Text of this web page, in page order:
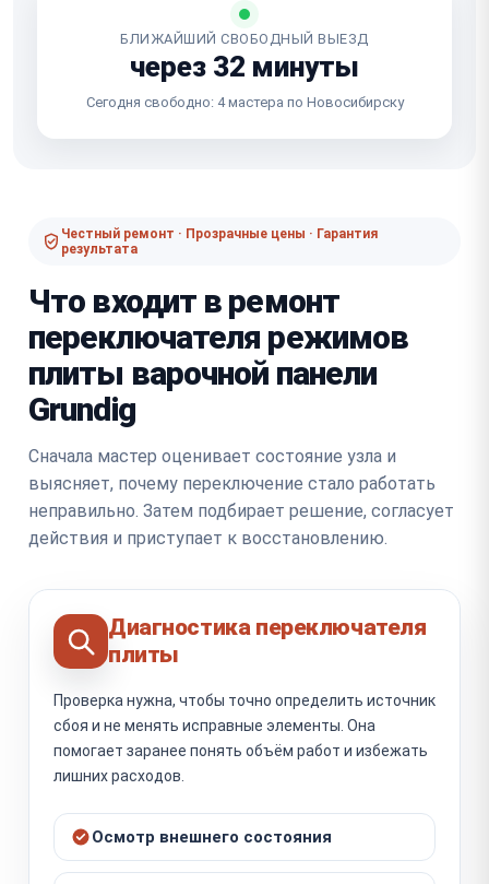
БЛИЖАЙШИЙ СВОБОДНЫЙ ВЫЕЗД
через 32 минуты
Сегодня свободно: 4 мастера по Новосибирску
Честный ремонт · Прозрачные цены · Гарантия
результата
Что входит в ремонт
переключателя режимов
плиты варочной панели
Grundig
Сначала мастер оценивает состояние узла и
выясняет, почему переключение стало работать
неправильно. Затем подбирает решение, согласует
действия и приступает к восстановлению.
Диагностика переключателя
плиты
Проверка нужна, чтобы точно определить источник
сбоя и не менять исправные элементы. Она
помогает заранее понять объём работ и избежать
лишних расходов.
Осмотр внешнего состояния